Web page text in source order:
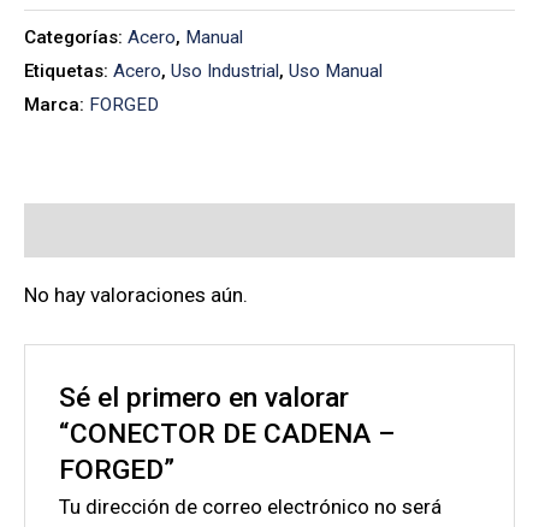
Categorías: Acero, Manual
Etiquetas: Acero, Uso Industrial, Uso Manual
Marca: FORGED
No hay valoraciones aún.
Sé el primero en valorar
“CONECTOR DE CADENA –
FORGED”
Tu dirección de correo electrónico no será